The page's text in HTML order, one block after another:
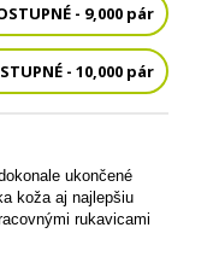
- 9,000 pár
- 10,000 pár
ukončené
koža aj najlepšiu
rukavicami